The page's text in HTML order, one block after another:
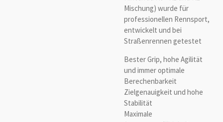
Mischung) wurde für
professionellen Rennsport,
entwickelt und bei
Straßenrennen getestet
Bester Grip, hohe Agilität
und immer optimale
Berechenbarkeit
Zielgenauigkeit und hohe
Stabilität
Maximale